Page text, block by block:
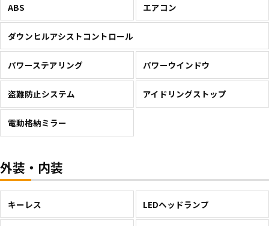
ABS エアコン
ダウンヒルアシストコントロール
パワーステアリング パワーウインドウ
盗難防止システム アイドリングストップ
電動格納ミラー
外装・内装
キーレス LEDヘッドランプ